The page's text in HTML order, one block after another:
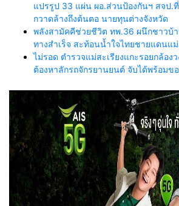
แปรรูป 33 แผ่น ผอ.ส่วนป้องกันฯ สจป.
กวาดล้างถึงต้นตอ นายทุนต่างจังหวัด
พลังสามัคคีช่วยชีวิต ทพ.36 ผนึกชาวบ้
ทางสำเร็จ สะท้อนน้ำใจไทยชายแดนแ
ไม่รอด ตำรวจแม่สะเรียงแกะรอยกล้อง
ต้องหาลักรถจักรยานยนต์ จับได้พร้อมข